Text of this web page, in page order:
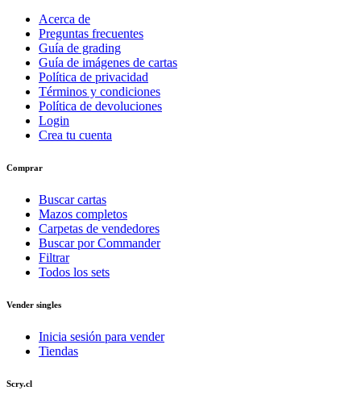
Acerca de
Preguntas frecuentes
Guía de grading
Guía de imágenes de cartas
Política de privacidad
Términos y condiciones
Política de devoluciones
Login
Crea tu cuenta
Comprar
Buscar cartas
Mazos completos
Carpetas de vendedores
Buscar por Commander
Filtrar
Todos los sets
Vender singles
Inicia sesión para vender
Tiendas
Scry.cl